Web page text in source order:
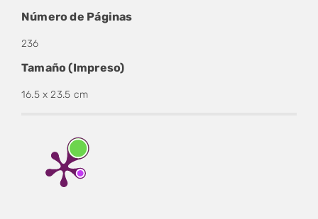
Número de Páginas
236
Tamaño (Impreso)
16.5 x 23.5 cm